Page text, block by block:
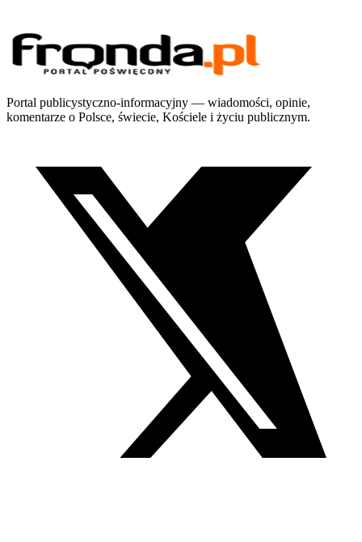
Portal publicystyczno-informacyjny — wiadomości, opinie,
komentarze o Polsce, świecie, Kościele i życiu publicznym.